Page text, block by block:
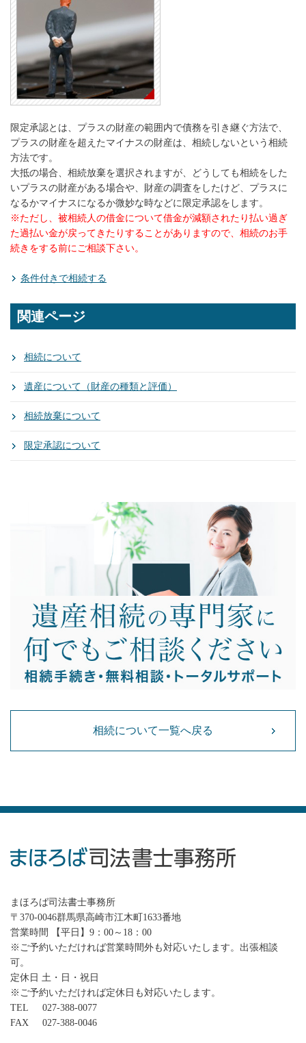
限定承認とは、プラスの財産の範囲内で債務を引き継ぐ方法で、
プラスの財産を超えたマイナスの財産は、相続しないという相続
方法です。
大抵の場合、相続放棄を選択されますが、どうしても相続をした
いプラスの財産がある場合や、財産の調査をしたけど、プラスに
なるかマイナスになるか微妙な時などに限定承認をします。
※ただし、被相続人の借金について借金が減額されたり払い過ぎ
た過払い金が戻ってきたりすることがありますので、相続のお手
続きをする前にご相談下さい。
条件付きで相続する
関連ページ
相続について
遺産について（財産の種類と評価）
相続放棄について
限定承認について
相続について一覧へ戻る
まほろば司法書士事務所
〒370-0046群馬県高崎市江木町1633番地
営業時間 【平日】9：00～18：00
※ご予約いただければ営業時間外も対応いたします。出張相談
可。
定休日 土・日・祝日
※ご予約いただければ定休日も対応いたします。
TEL
027-388-0077
FAX
027-388-0046